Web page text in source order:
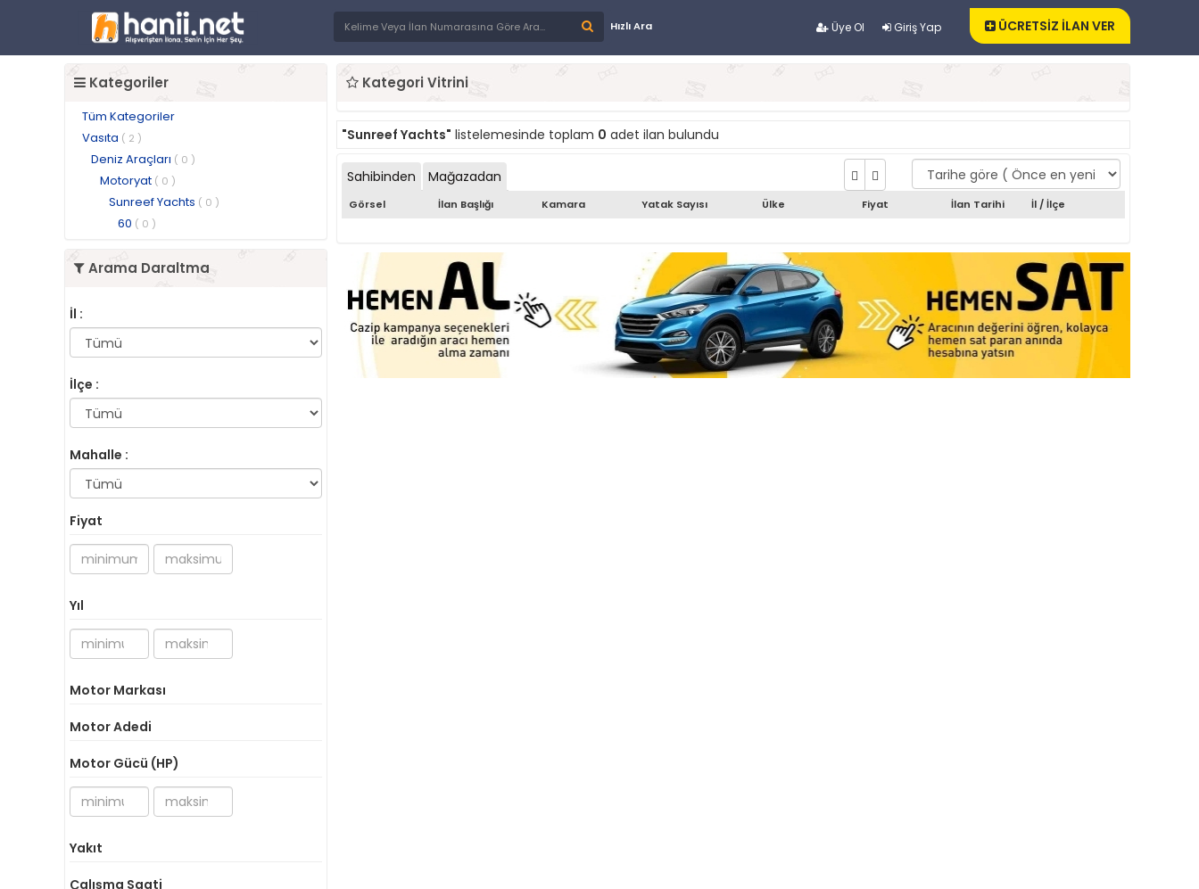
Üye Ol Giriş Yap
Hızlı Ara ÜCRETSİZ İLAN VER
Kategoriler
Tüm Kategoriler
Vasıta ( 2 )
Deniz Araçları ( 0 )
Motoryat ( 0 )
Sunreef Yachts ( 0 )
60 ( 0 )
Arama Daraltma
İl :
İlçe :
Mahalle :
Fiyat
Yıl
Motor Markası
Motor Adedi
Motor Gücü (HP)
Yakıt
Çalışma Saati
Kategori Vitrini
"Sunreef Yachts" listelemesinde toplam 0 adet ilan bulundu
Sahibinden Mağazadan
Görsel İlan Başlığı Kamara Yatak Sayısı Ülke Fiyat İlan Tarihi İl / İlçe